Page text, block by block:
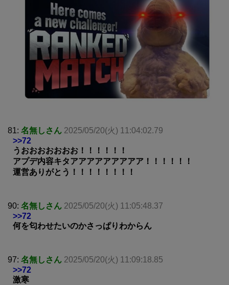
81: 名無しさん 2025/05/20(火) 11:04:02.79
>>72
うおおおおおおお！！！！！！
アプデ内容キタアアアアアアアアア！！！！！！
運営ありがとう！！！！！！！！
90: 名無しさん 2025/05/20(火) 11:05:48.37
>>72
何を匂わせたいのかさっぱりわからん
97: 名無しさん 2025/05/20(火) 11:09:18.85
>>72
激寒